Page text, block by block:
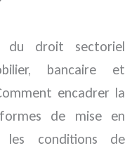
du droit sectoriel
bancaire et
encadrer la
de mise en
conditions de